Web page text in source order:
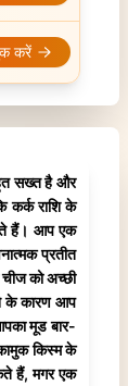
करें
सख्त है और
कर्क राशि के
हैं। आप एक
प्रतीत
को अच्छी
के कारण आप
मूड बार-
किस्म के
हैं, मगर एक